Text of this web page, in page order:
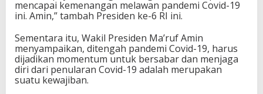
mencapai kemenangan melawan pandemi Covid-19
ini. Amin,” tambah Presiden ke-6 RI ini.
Sementara itu, Wakil Presiden Ma’ruf Amin
menyampaikan, ditengah pandemi Covid-19, harus
dijadikan momentum untuk bersabar dan menjaga
diri dari penularan Covid-19 adalah merupakan
suatu kewajiban.